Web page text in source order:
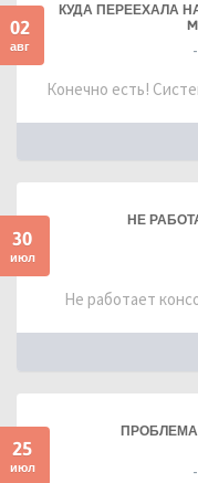
02
авг
КУДА ПЕРЕЕХАЛА
Конечно есть!
30
июл
НЕ
Не работает
25
июл
ПРОБЛЕМА